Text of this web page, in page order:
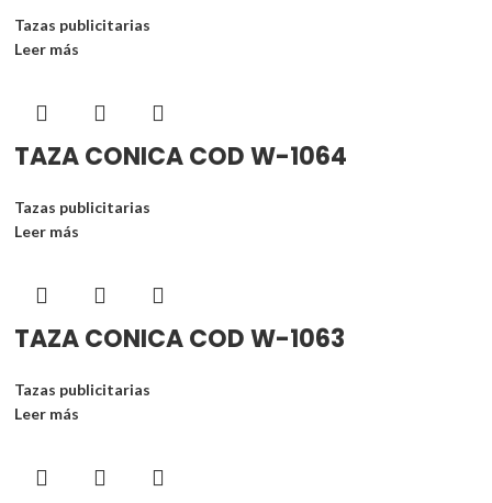
Tazas publicitarias
Leer más
TAZA CONICA COD W-1064
Tazas publicitarias
Leer más
TAZA CONICA COD W-1063
Tazas publicitarias
Leer más